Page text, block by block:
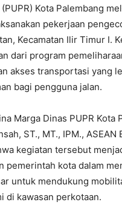
Kota Palembang
pekerjaan
Kecamatan Ilir Timur I.
dari program
akses transportasi yang
bagi pengguna jalan.
Marga Dinas PUPR Kota
ST., MT., IPM., ASEAN
kegiatan tersebut
pemerintah kota dalam
untuk mendukung
di kawasan perkotaan.